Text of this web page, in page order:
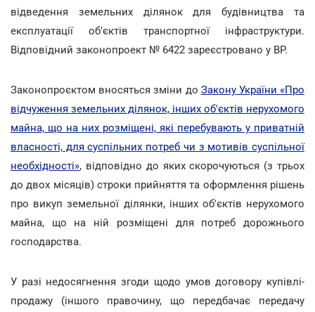
відведення земельних ділянок для будівництва та
експлуатації об'єктів транспортної інфраструктури.
Відповідний законопроект № 6422 зареєстровано у ВР.
Законопроєктом вносяться зміни до Закону України «Про
відчуження земельних ділянок, інших об'єктів нерухомого
майна, що на них розміщені, які перебувають у приватній
власності, для суспільних потреб чи з мотивів суспільної
необхідності», відповідно до яких скорочуються (з трьох
до двох місяців) строки прийняття та оформлення рішень
про викуп земельної ділянки, інших об'єктів нерухомого
майна, що на ній розміщені для потреб дорожнього
господарства.
У разі недосягнення згоди щодо умов договору купівлі-
продажу (іншого правочину, що передбачає передачу